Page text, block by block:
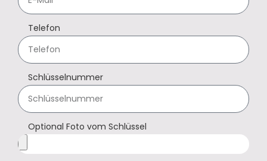
Telefon
Schlüsselnummer
Optional Foto vom Schlüssel